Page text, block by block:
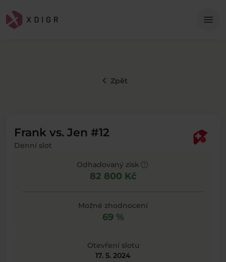
menu
keyboard_arrow_left Zpět
Frank vs. Jen #12
Denní slot
Odhadovaný zisk
82 800 Kč
Možné zhodnocení
69 %
Otevření slotu
17. 5. 2024